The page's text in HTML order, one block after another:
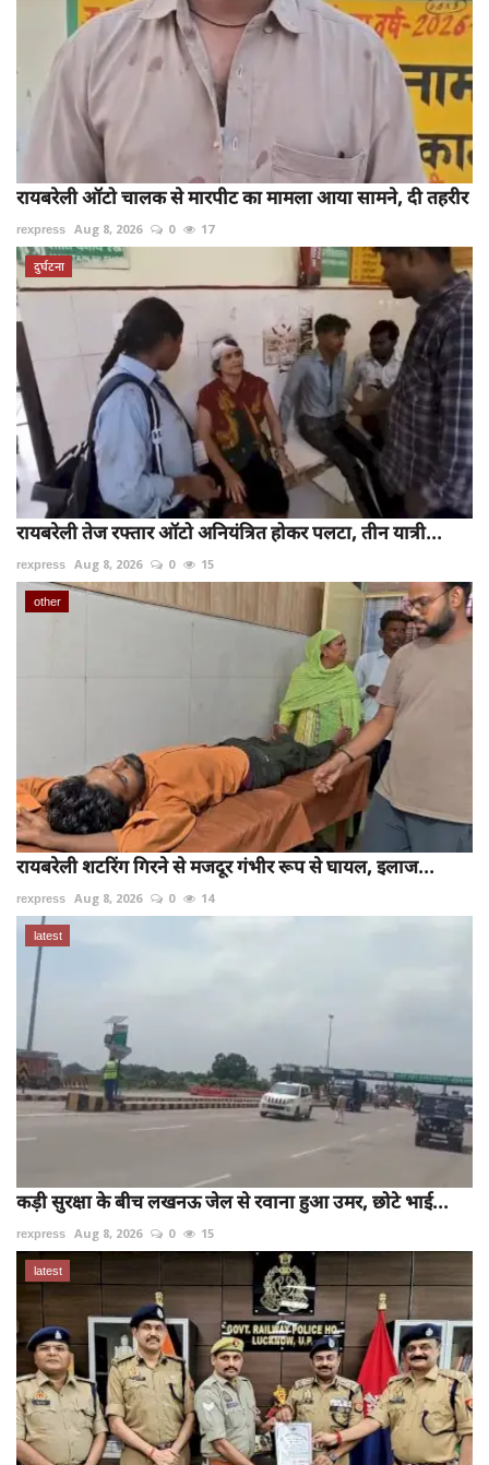
रायबरेली ऑटो चालक से मारपीट का मामला आया सामने, दी तहरीर
rexpress Aug 8, 2026 0 17
दुर्घटना
रायबरेली तेज रफ्तार ऑटो अनियंत्रित होकर पलटा, तीन यात्री...
rexpress Aug 8, 2026 0 15
other
रायबरेली शटरिंग गिरने से मजदूर गंभीर रूप से घायल, इलाज...
rexpress Aug 8, 2026 0 14
latest
कड़ी सुरक्षा के बीच लखनऊ जेल से रवाना हुआ उमर, छोटे भाई...
rexpress Aug 8, 2026 0 15
latest